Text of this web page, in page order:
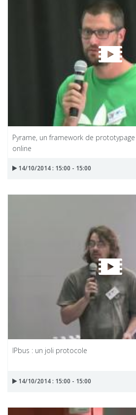
Pyrame, un framework de
online
14/10/2014 : 15:00 - 15:00
IPbus : un joli protocole
14/10/2014 : 15:00 - 15:00